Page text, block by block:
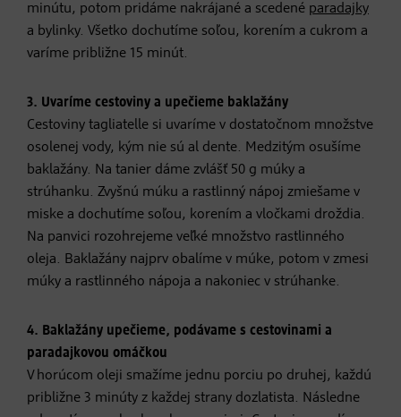
minútu, potom pridáme nakrájané a scedené paradajky
a bylinky. Všetko dochutíme soľou, korením a cukrom a
varíme približne 15 minút.
3. Uvaríme cestoviny a upečieme baklažány
Cestoviny tagliatelle si uvaríme v dostatočnom množstve
osolenej vody, kým nie sú al dente. Medzitým osušíme
baklažány. Na tanier dáme zvlášť 50 g múky a
strúhanku. Zvyšnú múku a rastlinný nápoj zmiešame v
miske a dochutíme soľou, korením a vločkami droždia.
Na panvici rozohrejeme veľké množstvo rastlinného
oleja. Baklažány najprv obalíme v múke, potom v zmesi
múky a rastlinného nápoja a nakoniec v strúhanke.
4. Baklažány upečieme, podávame s cestovinami a
paradajkovou omáčkou
V horúcom oleji smažíme jednu porciu po druhej, každú
približne 3 minúty z každej strany dozlatista. Následne